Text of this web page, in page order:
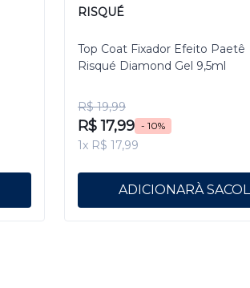
RISQUÉ
Top Coat Fixador Efeito Paetê
Risqué Diamond Gel 9,5ml
R$ 19,99
R$ 17,99 - 10%
1x R$ 17,99
ADICIONAR